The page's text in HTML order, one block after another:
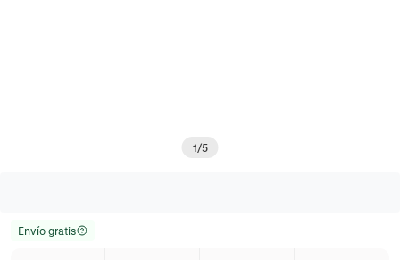
1/5
Envío gratis